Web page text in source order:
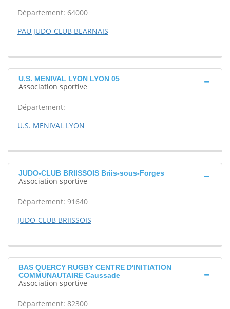
Département: 64000
PAU JUDO-CLUB BEARNAIS
U.S. MENIVAL LYON LYON 05
Association sportive
Département:
U.S. MENIVAL LYON
JUDO-CLUB BRIISSOIS Briis-sous-Forges
Association sportive
Département: 91640
JUDO-CLUB BRIISSOIS
BAS QUERCY RUGBY CENTRE D'INITIATION
COMMUNAUTAIRE Caussade
Association sportive
Département: 82300